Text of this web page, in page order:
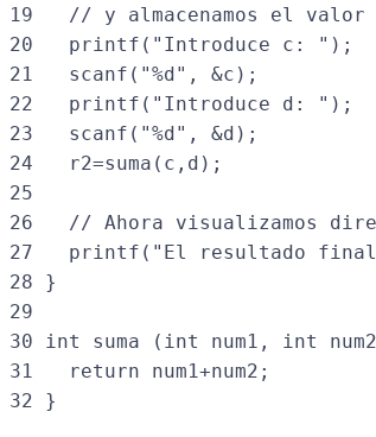
19   // y almacenamos el valor
20   printf("Introduce c: ");
21   scanf("%d", &c);
22   printf("Introduce d: ");
23   scanf("%d", &d);
24   r2=suma(c,d);
25
26   // Ahora visualizamos
27   printf("El resultado final
28 }
29
30 int suma (int num1, int
31   return num1+num2;
32 }